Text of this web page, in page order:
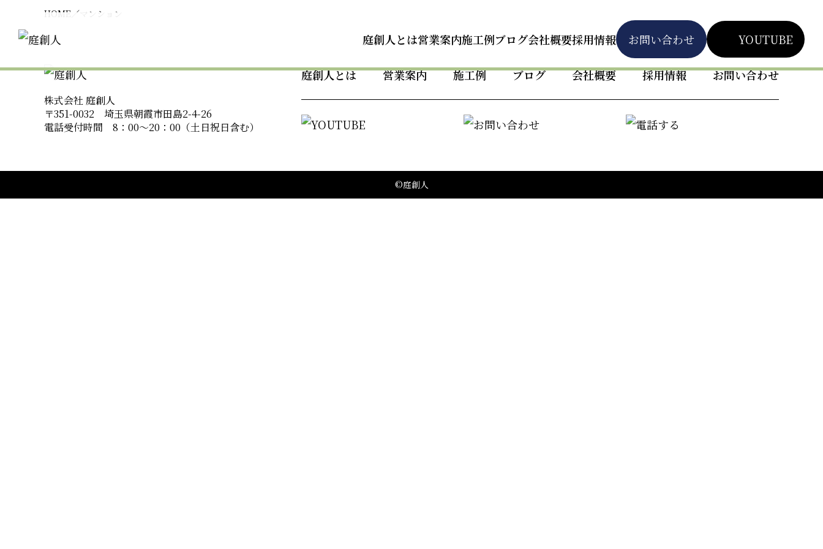
庭創人とは営業案内施工例ブログ会社概要採用情報 お問い合わせ YOUTUBE
HOME ／ マンション
株式会社 庭創人
〒351-0032 埼玉県朝霞市田島2-4-26
電話受付時間 8：00〜20：00（土日祝日含む）
庭創人とは 営業案内 施工例 ブログ 会社概要 採用情報 お問い合わせ
©庭創人
当サイトをご覧いただきありがとうございます。